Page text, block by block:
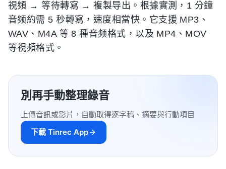
視頻 → 等待轉寫 → 複製导出。根據實測，1 分鐘
音频約需 5 秒轉寫，速度相當快。它支援 MP3、
WAV、M4A 等 8 種音频格式，以及 MP4、MOV
等視頻格式。
別再手動整理錄音
上傳音訊或影片，自動取得逐字稿、摘要與行動項目
下載 Tinrec App